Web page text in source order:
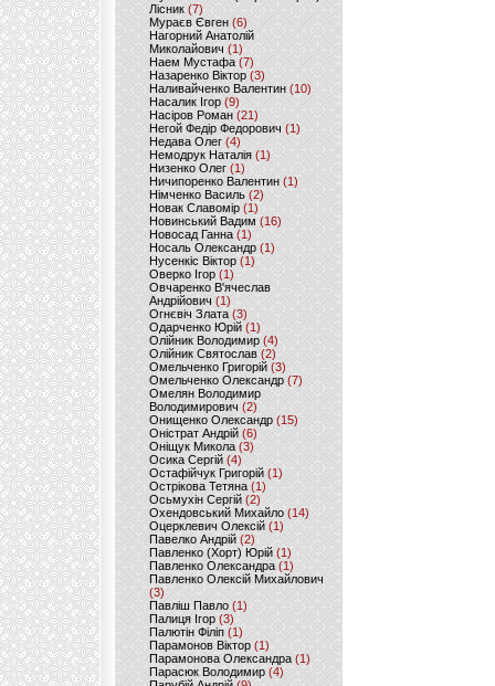
Лісник (7)
Мураєв Євген(6)
Нагорний Анатолій
Миколайович (1)
Наем Мустафа (7)
Назаренко Віктор (3)
Наливайченко Валентин (10)
Насалик Ігор(9)
Насіров Роман (21)
Негой Федір Федорович(1)
Недава Олег(4)
Немодрук Наталія(1)
Низенко Олег (1)
Ничипоренко Валентин (1)
Німченко Василь (2)
Новак Славомір (1)
Новинський Вадим (16)
Новосад Ганна (1)
Носаль Олександр (1)
Нусенкіс Віктор (1)
Оверко Ігор (1)
Овчаренко В'ячеслав
Андрійович(1)
Огнєвіч Злата (3)
Одарченко Юрій(1)
Олійник Володимир (4)
Олійник Святослав (2)
Омельченко Григорій (3)
Омельченко Олександр(7)
Омелян Володимир
Володимирович (2)
Онищенко Олександр (15)
Оністрат Андрій (6)
Оніщук Микола (3)
Осика Сергій(4)
Остафійчук Григорій(1)
Острікова Тетяна (1)
Осьмухін Сергій (2)
Охендовський Михайло (14)
Оцерклевич Олексій (1)
Павелко Андрій (2)
Павленко (Хорт) Юрій (1)
Павленко Олександра (1)
Павленко Олексій Михайлович
(3)
Павліш Павло(1)
Палиця Ігор (3)
Палютін Філіп(1)
Парамонов Віктор (1)
Парамонова Олександра(1)
Парасюк Володимир(4)